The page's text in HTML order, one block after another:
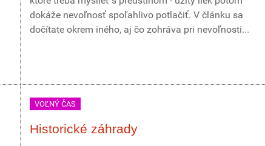
dokáže nevoľnosť spoľahlivo potlačiť. V článku sa
dočítate okrem iného, aj čo zohráva pri nevoľnosti...
VOĽNÝ ČAS
Historické záhrady